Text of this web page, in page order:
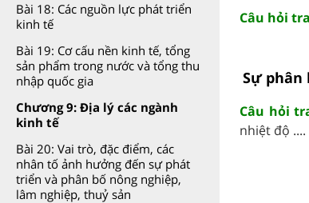
Bài 18: Các nguồn lực phát triển
kinh tế
Bài 19: Cơ cấu nền kinh tế, tổng
sản phẩm trong nước và tổng thu
nhập quốc gia
Chương 9: Địa lý các ngành
kinh tế
Bài 20: Vai trò, đặc điểm, các
nhân tố ảnh hưởng đến sự phát
triển và phân bố nông nghiệp,
lâm nghiệp, thuỷ sản
Câu hỏi
Sự
Câu hỏi
nhiệt độ ....